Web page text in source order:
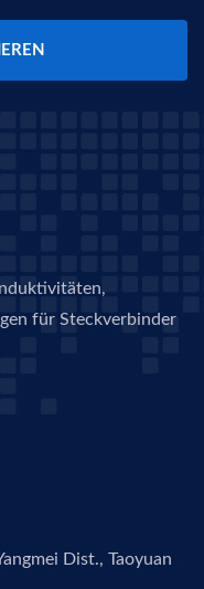
für Steckverbinder
Dist., Taoyuan